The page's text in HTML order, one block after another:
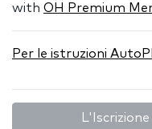
with OH Premium
Per le istruzioni